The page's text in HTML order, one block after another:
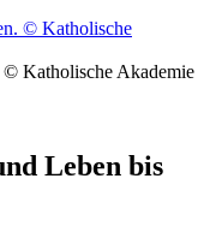
Katholische Akademie
Leben bis